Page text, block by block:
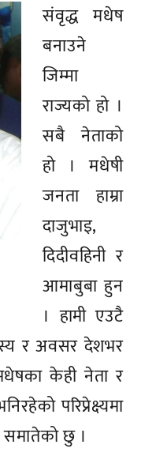
संवृद्ध मधेष
बनाउने
जिम्मा
राज्यको हो ।
सबै नेताको
हो । मधेषी
जनता हाम्रा
दाजुभाइ,
दिदीवहिनी र
आमाबुबा हुन
। हामी एउटै
र अवसर देशभर
केही नेता र
परिप्रेक्ष्यमा
छु ।